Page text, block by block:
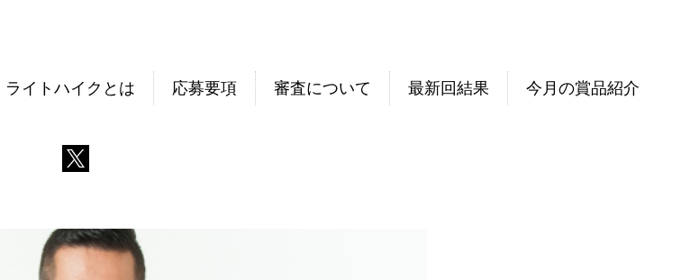
ライトハイクとは 応募要項 審査について 最新回結果 今月の賞品紹介